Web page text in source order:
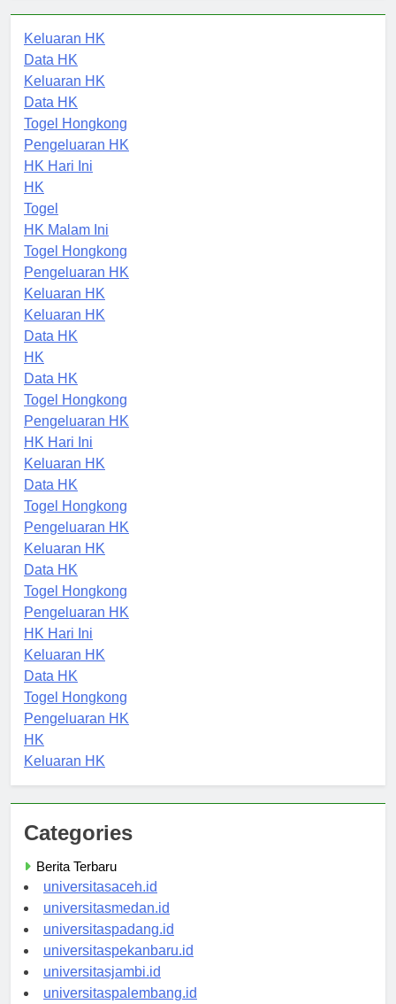
Keluaran HK
Data HK
Keluaran HK
Data HK
Togel Hongkong
Pengeluaran HK
HK Hari Ini
HK
Togel
HK Malam Ini
Togel Hongkong
Pengeluaran HK
Keluaran HK
Keluaran HK
Data HK
HK
Data HK
Togel Hongkong
Pengeluaran HK
HK Hari Ini
Keluaran HK
Data HK
Togel Hongkong
Pengeluaran HK
Keluaran HK
Data HK
Togel Hongkong
Pengeluaran HK
HK Hari Ini
Keluaran HK
Data HK
Togel Hongkong
Pengeluaran HK
HK
Categories
Berita Terbaru
universitasaceh.id
universitasmedan.id
universitaspadang.id
universitaspekanbaru.id
universitasjambi.id